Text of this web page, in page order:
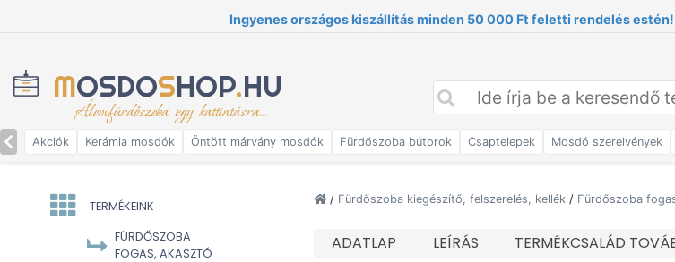
Ingyenes országos kiszállítás minden 50 000 Ft feletti rendelés estén!
MOSDOSHOP.HU
Álomfürdőszoba egy kattintásra...
Akciók Kerámia mosdók Öntött márvány mosdók Fürdőszoba bútorok Csaptelepek Mosdó szerelvények
TERMÉKEINK
FÜRDŐSZOBA
FOGAS, AKASZTÓ
/ Fürdőszoba kiegészítő, felszerelés, kellék / Fürdőszoba
ADATLAP LEÍRÁS TERMÉKCSALÁD